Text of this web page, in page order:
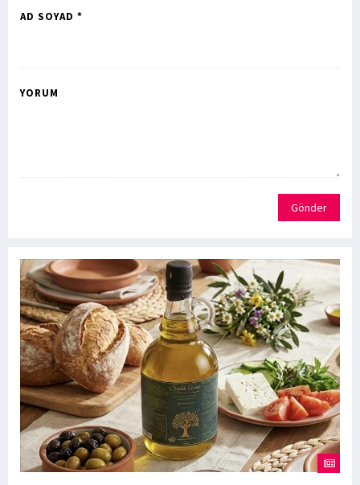
AD SOYAD *
YORUM
Gönder